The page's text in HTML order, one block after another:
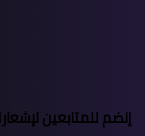
إنضم للمتابعين